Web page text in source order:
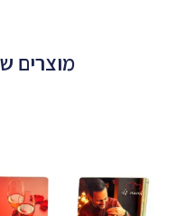
מוצרים